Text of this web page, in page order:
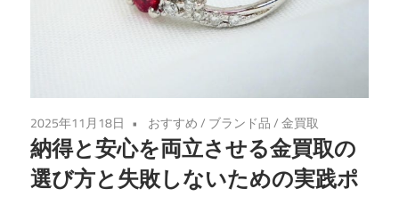
け
を
し
ま
2025年11月18日 おすすめ/ ブランド品/金買取
納得と安心を両立させる金買取の
選び方と失敗しないための実践ポ